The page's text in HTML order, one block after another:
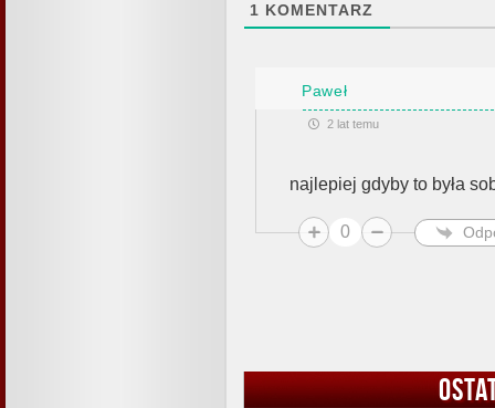
1 KOMENTARZ
Paweł
2 lat temu
najlepiej gdyby to była
0